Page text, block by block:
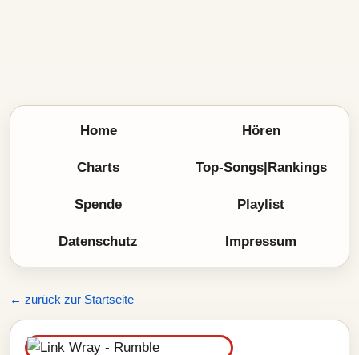
Home Hören
Charts Top-Songs|Rankings
Spende Playlist
Datenschutz Impressum
← zurück zur Startseite